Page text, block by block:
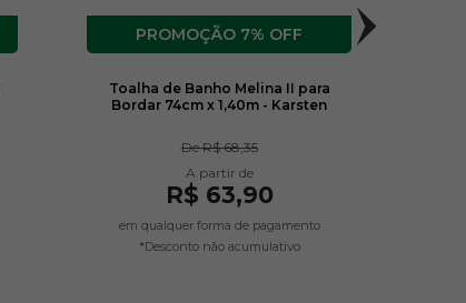
7% OFF
Toalha de Banho Melina II para
Bordar 74cm x 1,40m - Karsten
DeR$ 68,35
R$ 63,90
em qualquer forma de pagamento
*Desconto não acumulativo